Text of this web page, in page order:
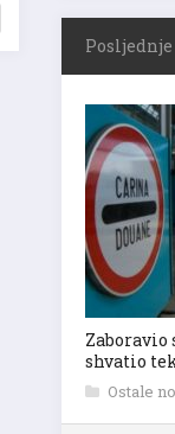
Zaboravio
shvatio
Ostale